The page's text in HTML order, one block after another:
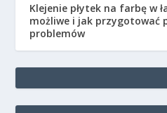
Klejenie płytek na farbę w
możliwe i jak przygotować
problemów